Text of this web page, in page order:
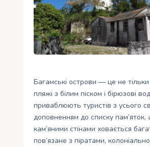
Укр
Багамські острови — це не тільки
пляжі з білим піском і бірюзові
приваблюють туристів з усього
доповненням до списку пам’яток,
кам’яними стінами ховається
пов’язане з піратами,